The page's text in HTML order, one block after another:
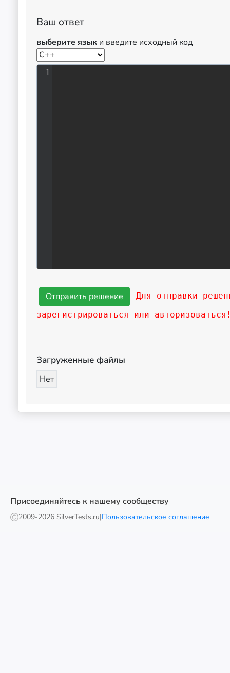
Ваш ответ
выберите язык и введите исходный код
1
Для отправки
зарегистрироваться или
Загруженные файлы
Нет
Присоединяйтесь к нашему сообществу
2009-2026 SilverTests.ru|Пользовательское соглашение